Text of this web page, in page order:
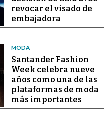
revocar el visado de
embajadora
MODA
Santander Fashion
Week celebra nueve
años como una de las
plataformas de moda
más importantes